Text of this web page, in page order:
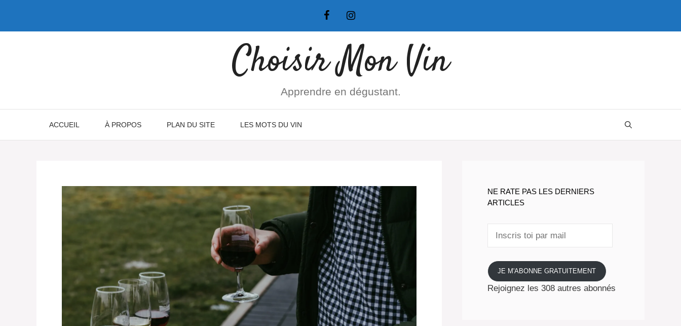
contenu
Choisir Mon Vin
Apprendre en dégustant.
ACCUEIL À PROPOS PLAN DU SITE LES MOTS DU VIN
NE RATE PAS LES DERNIERS
ARTICLES
mailJE M'ABONNE GRATUITEMENT
Rejoignez les 308 autres abonnés